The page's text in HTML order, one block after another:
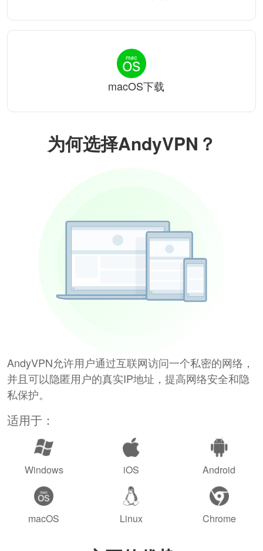
为何选择AndyVPN？
AndyVPN允许用户通过互联网访问一个私密的网络，
并且可以隐匿用户的真实IP地址，提高网络安全和隐
私保护。
适用于：
Windows iOS Android
macOS Linux Chrome
macOS下载